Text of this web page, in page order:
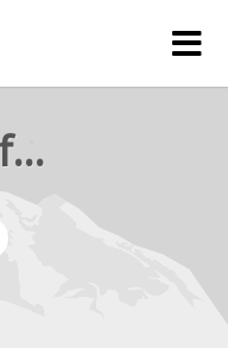
rejetto forum